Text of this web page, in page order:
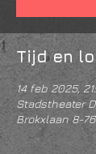
Tijd en
14 feb 2025,
Stadstheater
Brokxlaan 8-